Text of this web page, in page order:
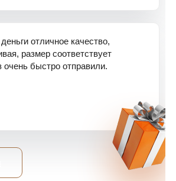
отличное качество,
размер соответствует
очень быстро отправили.